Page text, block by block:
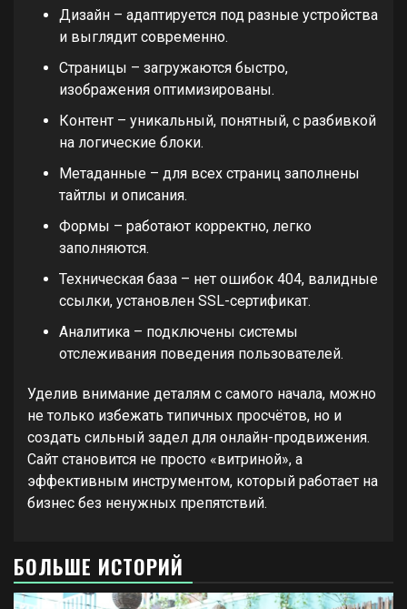
Дизайн – адаптируется под разные устройства
и выглядит современно.
Страницы – загружаются быстро,
изображения оптимизированы.
Контент – уникальный, понятный, с разбивкой
на логические блоки.
Метаданные – для всех страниц заполнены
тайтлы и описания.
Формы – работают корректно, легко
заполняются.
Техническая база – нет ошибок 404, валидные
ссылки, установлен SSL-сертификат.
Аналитика – подключены системы
отслеживания поведения пользователей.
Уделив внимание деталям с самого начала, можно
не только избежать типичных просчётов, но и
создать сильный задел для онлайн-продвижения.
Сайт становится не просто «витриной», а
эффективным инструментом, который работает на
бизнес без ненужных препятствий.
БОЛЬШЕ ИСТОРИЙ